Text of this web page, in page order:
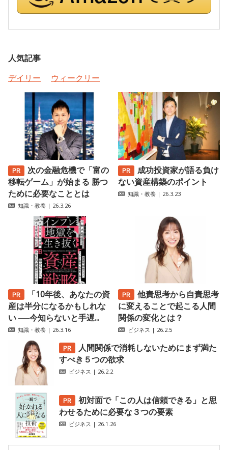
人気記事
デイリー
ウィークリー
次の金融危機で「富の
移転ゲーム」が始まる 勝つ
ために必要なこととは
知識・教養 | 26.3.26
成功投資家が語る負け
ない資産構築のポイント
知識・教養 | 26.3.23
「10年後、あなたの資
産は半分になるかもしれな
い ──今知らないと手遅...
知識・教養 | 26.3.16
他責思考から自責思考
に変えることで起こる人間
関係の変化とは？
ビジネス | 26.2.5
人間関係で消耗しないためにまず満た
すべき５つの欲求
ビジネス | 26.2.2
初対面で「この人は信頼できる」と思
わせるために必要な３つの要素
ビジネス | 26.1.26